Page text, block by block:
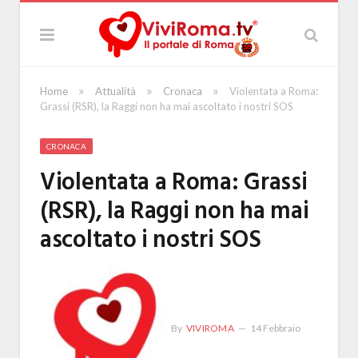
Home » Attualità » Cronaca »
Violentata a Roma:
Grassi (RSR), la Raggi non ha mai ascoltato i nostri SOS
CRONACA
Violentata a Roma: Grassi
(RSR), la Raggi non ha mai
ascoltato i nostri SOS
By VIVIROMA 14 Febbraio